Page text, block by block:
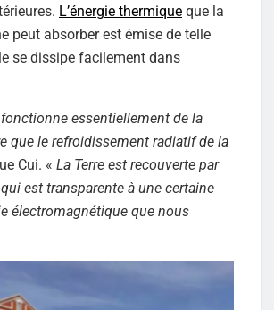
L’énergie thermique que la
peut absorber est émise de telle
se dissipe facilement dans
essentiellement de la
que le refroidissement radiatif de la
Cui. « La Terre est recouverte par
est transparente à une certaine
électromagnétique que nous